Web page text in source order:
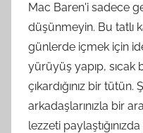
Mac Baren'i sadece
düşünmeyin. Bu tatlı
günlerde içmek için
yürüyüş yapıp, sıcak
çıkardığınız bir
arkadaşlarınızla bir
lezzeti